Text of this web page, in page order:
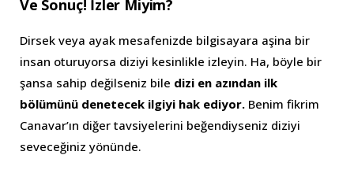
Ve Sonuç! İzler Miyim?
Dirsek veya ayak mesafenizde bilgisayara aşina bir
insan oturuyorsa diziyi kesinlikle izleyin. Ha, böyle bir
şansa sahip değilseniz bile dizi en azından ilk
bölümünü denetecek ilgiyi hak ediyor. Benim fikrim
Canavar’ın diğer tavsiyelerini beğendiyseniz diziyi
seveceğiniz yönünde.